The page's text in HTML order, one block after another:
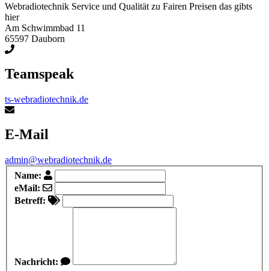
Webradiotechnik Service und Qualität zu Fairen Preisen das gibts
hier
Am Schwimmbad 11
65597 Dauborn
Teamspeak
ts-webradiotechnik.de
E-Mail
admin@webradiotechnik.de
Name:
eMail:
Betreff:
Nachricht: